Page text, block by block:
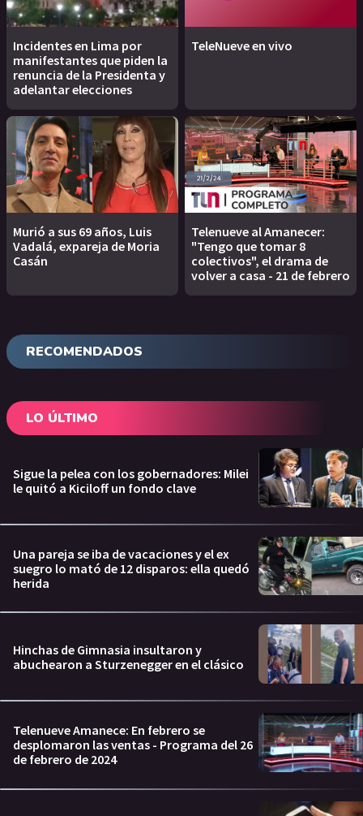
Incidentes en Lima por
manifestantes que piden la
renuncia de la Presidenta y
adelantar elecciones
TeleNueve en vivo
Murió a sus 69 años, Luis
Vadalá, expareja de Moria
Casán
Telenueve al Amanecer:
"Tengo que tomar 8
colectivos", el drama de
volver a casa - 21 de febrero
RECOMENDADOS
LO ÚLTIMO
Sigue la pelea con los gobernadores: Milei
le quitó a Kiciloff un fondo clave
Una pareja se iba de vacaciones y el ex
suegro lo mató de 12 disparos: ella quedó
herida
Hinchas de Gimnasia insultaron y
abuchearon a Sturzenegger en el clásico
Telenueve Amanece: En febrero se
desplomaron las ventas - Programa del 26
de febrero de 2024